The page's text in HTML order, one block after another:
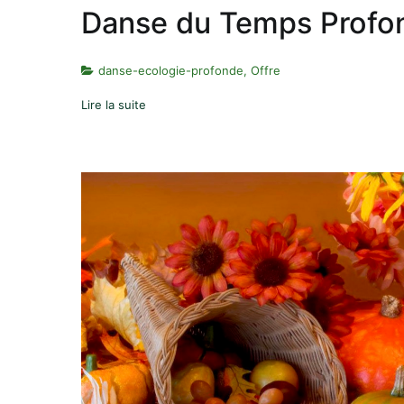
Danse du Temps
danse-ecologie-profonde, Offre
Lire la suite